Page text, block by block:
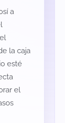
a
la caja
esté
el